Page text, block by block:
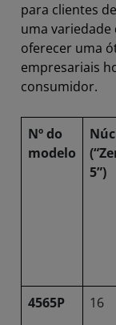
para clientes
uma
oferecer uma
empresariais
consumidor.
Nº do
modelo
5”)
4565P 16